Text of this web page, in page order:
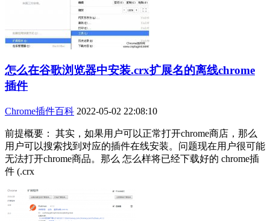
怎么在谷歌浏览器中安装.crx扩展名的离线chrome
插件
Chrome插件百科 2022-05-02 22:08:10
前提概要： 其实，如果用户可以正常打开chrome商店，那么
用户可以搜索找到对应的插件在线安装。问题现在用户很可能
无法打开chrome商品。那么 怎么样将已经下载好的 chrome插
件 (.crx